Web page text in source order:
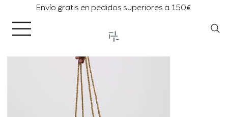
Envío gratis en pedidos superiores a 150€